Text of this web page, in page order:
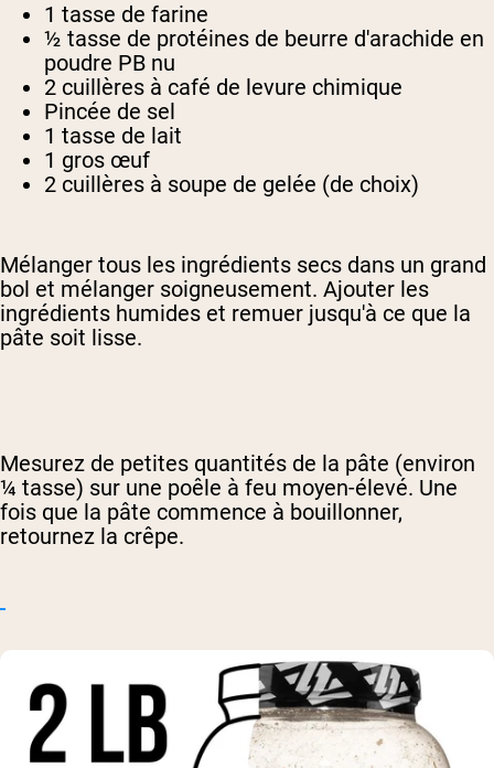
1 tasse de farine
½ tasse de protéines de beurre d'arachide en
poudre PB nu
2 cuillères à café de levure chimique
Pincée de sel
1 tasse de lait
1 gros œuf
2 cuillères à soupe de gelée (de choix)
Mélanger tous les ingrédients secs dans un grand
bol et mélanger soigneusement. Ajouter les
ingrédients humides et remuer jusqu'à ce que la
pâte soit lisse.
Mesurez de petites quantités de la pâte (environ
¼ tasse) sur une poêle à feu moyen-élevé. Une
fois que la pâte commence à bouillonner,
retournez la crêpe.